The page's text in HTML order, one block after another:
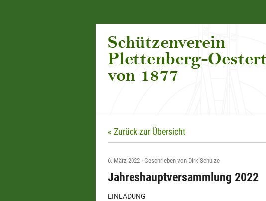
« Zurück zur Übersicht
6. März 2022 · Geschrieben von Dirk Schulze
Jahreshauptversammlung 2022
EINLADUNG